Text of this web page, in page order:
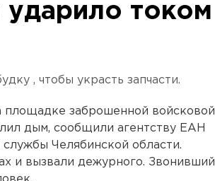
ударило током
, чтобы украсть запчасти.
площадке заброшенной войсковой
дым, сообщили агентству ЕАН
Челябинской области.
и вызвали дежурного. Звонивший